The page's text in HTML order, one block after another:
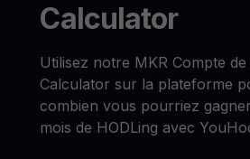
Calculator
Utilisez notre MKR Compte
Calculator sur la plateforme
combien vous pourriez
mois de HODLing avec